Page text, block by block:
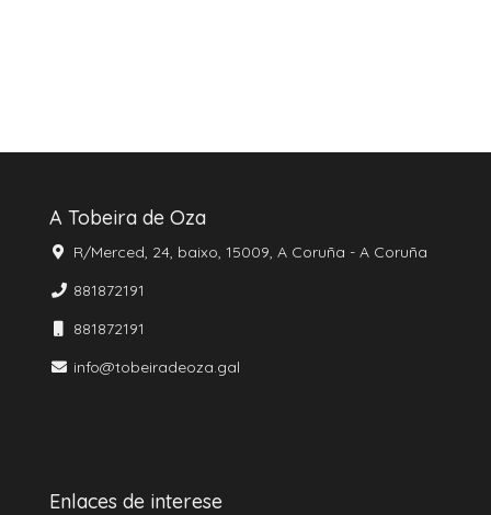
A Tobeira de Oza
R/Merced, 24, baixo, 15009, A Coruña - A Coruña
881872191
881872191
info@tobeiradeoza.gal
Enlaces de interese